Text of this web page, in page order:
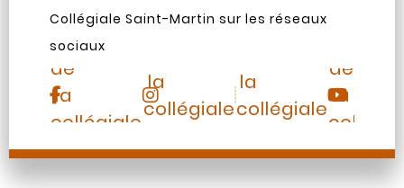
Collégiale Saint-Martin sur les réseaux
sociaux
Page
Facebook
de
la
collégiale
Saint-
Martin
Instagram
la
collégiale
Martin
TripAdvisor
la
collégiale
Martin
de
la
Saint-
Martin